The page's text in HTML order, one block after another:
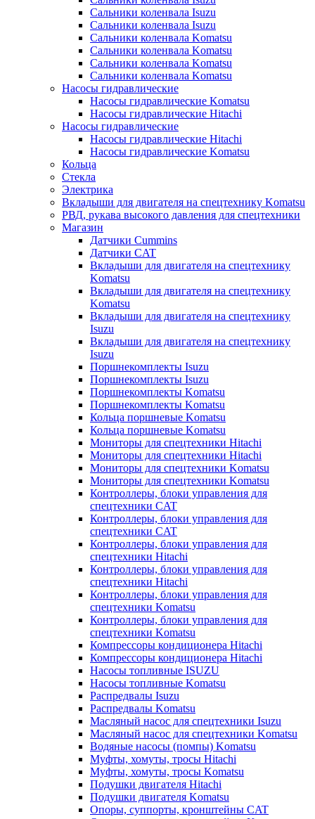
Сальники коленвала Isuzu
Сальники коленвала Isuzu
Сальники коленвала Komatsu
Сальники коленвала Komatsu
Сальники коленвала Komatsu
Сальники коленвала Komatsu
Насосы гидравлические
Насосы гидравлические Komatsu
Насосы гидравлические Hitachi
Насосы гидравлические
Насосы гидравлические Hitachi
Насосы гидравлические Komatsu
Кольца
Стекла
Электрика
Вкладыши для двигателя на спецтехнику Komatsu
РВД, рукава высокого давления для спецтехники
Магазин
Датчики Cummins
Датчики CAT
Вкладыши для двигателя на спецтехнику
Komatsu
Вкладыши для двигателя на спецтехнику
Komatsu
Вкладыши для двигателя на спецтехнику
Isuzu
Вкладыши для двигателя на спецтехнику
Isuzu
Поршнекомплекты Isuzu
Поршнекомплекты Isuzu
Поршнекомплекты Komatsu
Поршнекомплекты Komatsu
Кольца поршневые Komatsu
Кольца поршневые Komatsu
Мониторы для спецтехники Hitachi
Мониторы для спецтехники Hitachi
Мониторы для спецтехники Komatsu
Мониторы для спецтехники Komatsu
Контроллеры, блоки управления для
спецтехники CAT
Контроллеры, блоки управления для
спецтехники CAT
Контроллеры, блоки управления для
спецтехники Hitachi
Контроллеры, блоки управления для
спецтехники Hitachi
Контроллеры, блоки управления для
спецтехники Komatsu
Контроллеры, блоки управления для
спецтехники Komatsu
Компрессоры кондиционера Hitachi
Компрессоры кондиционера Hitachi
Насосы топливные ISUZU
Насосы топливные Komatsu
Распредвалы Isuzu
Распредвалы Komatsu
Масляный насос для спецтехники Isuzu
Масляный насос для спецтехники Komatsu
Водяные насосы (помпы) Komatsu
Муфты, хомуты, тросы Hitachi
Муфты, хомуты, тросы Komatsu
Подушки двигателя Hitachi
Подушки двигателя Komatsu
Опоры, суппорты, кронштейны CAT